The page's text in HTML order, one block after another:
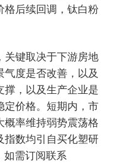
格后续回调，钛白粉
关键取决于下游房地
度是否改善，以及
撑，以及生产企业是
定价格。短期内，市
概率维持弱势震荡格
指数均引自买化塑研
如需订阅联系